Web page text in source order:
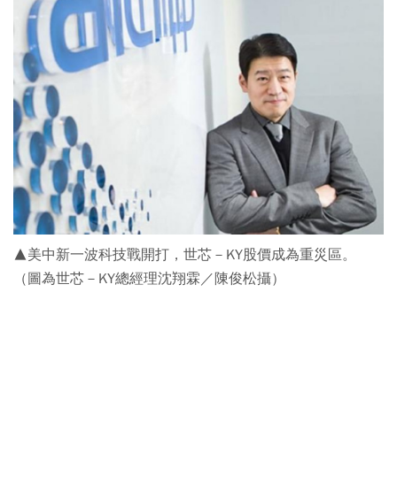
▲美中新一波科技戰開打，世芯－KY股價成為重災區。
（圖為世芯－KY總經理沈翔霖／陳俊松攝）